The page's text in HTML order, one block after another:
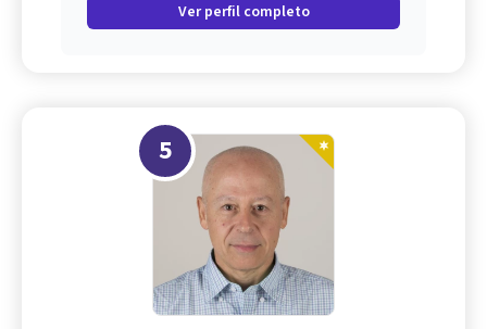
Ver perfil completo
5